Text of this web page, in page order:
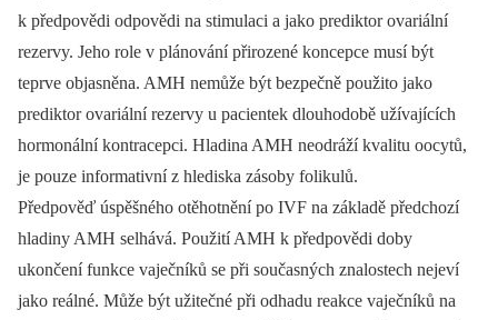
k předpovědi odpovědi na stimulaci a jako prediktor ovariální
rezervy. Jeho role v plánování přirozené koncepce musí být
teprve objasněna. AMH nemůže být bezpečně použito jako
prediktor ovariální rezervy u pacientek dlouhodobě užívajících
hormonální kontracepci. Hladina AMH neodráží kvalitu oocytů,
je pouze informativní z hlediska zásoby folikulů.
Předpověď úspěšného otěhotnění po IVF na základě předchozí
hladiny AMH selhává. Použití AMH k předpovědi doby
ukončení funkce vaječníků se při současných znalostech nejeví
jako reálné. Může být užitečné při odhadu reakce vaječníků na